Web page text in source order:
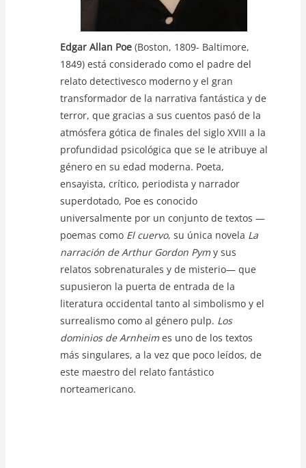
Edgar Allan Poe (Boston, 1809- Baltimore,
1849) está considerado como el padre del
relato detectivesco moderno y el gran
transformador de la narrativa fantástica y de
terror, que gracias a sus cuentos pasó de la
atmósfera gótica de finales del siglo XVIII a la
profundidad psicológica que se le atribuye al
género en su edad moderna. Poeta,
ensayista, crítico, periodista y narrador
superdotado, Poe es conocido
universalmente por un conjunto de textos —
poemas como El cuervo, su única novela La
narración de Arthur Gordon Pymy sus
relatos sobrenaturales y de misterio— que
supusieron la puerta de entrada de la
literatura occidental tanto al simbolismo y el
surrealismo como al género pulp. Los
dominios de Arnheimes uno de los textos
más singulares, a la vez que poco leídos, de
este maestro del relato fantástico
norteamericano.